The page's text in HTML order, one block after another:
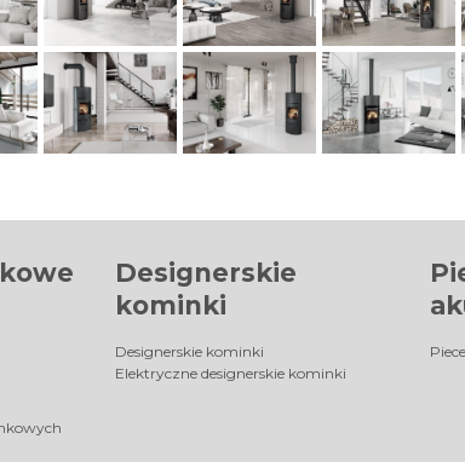
Designerskie
kominki
Designerskie kominki
Elektryczne designerskie kominki